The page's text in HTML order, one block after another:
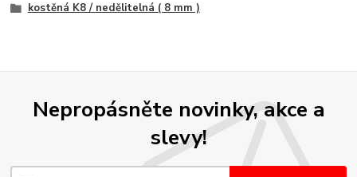
kostěná K8 / nedělitelná ( 8 mm )
Nepropásněte novinky, akce a
slevy!